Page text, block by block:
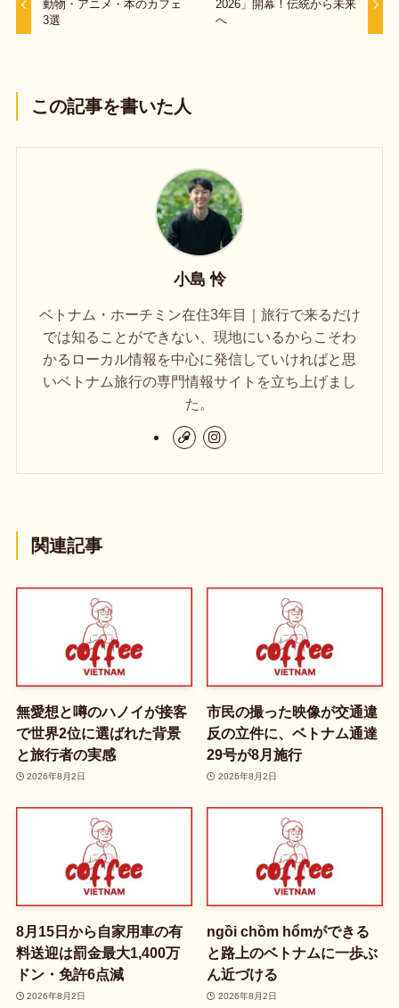
動物・アニメ・本のカフェ
3選
2026」開幕！伝統から未来
へ
この記事を書いた人
小島 怜
ベトナム・ホーチミン在住3年目｜旅行で来るだけ
では知ることができない、現地にいるからこそわ
かるローカル情報を中心に発信していければと思
いベトナム旅行の専門情報サイトを立ち上げまし
た。
関連記事
無愛想と噂のハノイが接客
で世界2位に選ばれた背景
と旅行者の実感
2026年8月2日
市民の撮った映像が交通違
反の立件に、ベトナム通達
29号が8月施行
2026年8月2日
8月15日から自家用車の有
料送迎は罰金最大1,400万
ドン・免許6点減
2026年8月2日
ngồi chồm hổmができる
と路上のベトナムに一歩ぶ
ん近づける
2026年8月2日